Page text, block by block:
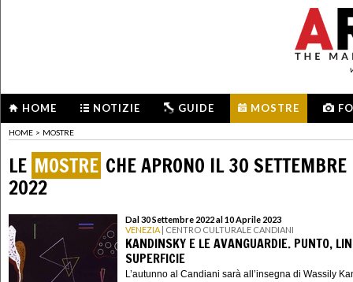
HOME NOTIZIE GUIDE MOSTRE
HOME > MOSTRE
LE MOSTRE CHE APRONO IL 30 SETTEMBRE
2022
Dal 30 Settembre 2022 al 10 Aprile 2023
VENEZIA | CENTRO CULTURALE CANDIANI
KANDINSKY E LE AVANGUARDIE. PUNTO,
SUPERFICIE
L’autunno al Candiani sarà all’insegna di Wassily